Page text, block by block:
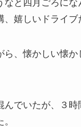
なと四月ごろにな
嬉しいドライブ
ら、懐かしい懐か
んでいたが、３時